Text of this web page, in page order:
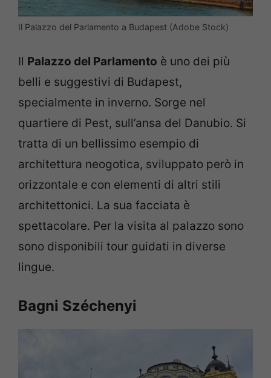
Il Palazzo del Parlamento a Budapest (Adobe Stock)
Il Palazzo del Parlamento è uno dei più
belli e suggestivi di Budapest,
specialmente in inverno. Sorge nel
quartiere di Pest, sull’ansa del Danubio. Si
tratta di un bellissimo esempio di
architettura neogotica, sviluppato però in
orizzontale e con elementi di altri stili
architettonici. La sua facciata è
spettacolare. Per la visita al palazzo sono
sono disponibili tour guidati in diverse
lingue.
Bagni Széchenyi